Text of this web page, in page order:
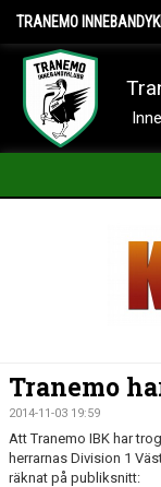
TRANEMO
KALENDER
BILDER
Tranemo
2014-11-03 19:59
Att Tranemo IBK har
herrarnas Division 1
räknat på publiksnitt: